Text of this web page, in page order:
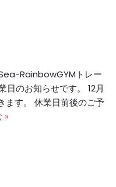
RainbowGYMトレー
日のお知らせです。 12月
す。 休業日前後のご予
»